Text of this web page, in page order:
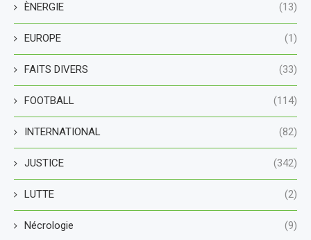
ÈNERGIE (13)
EUROPE (1)
FAITS DIVERS (33)
FOOTBALL (114)
INTERNATIONAL (82)
JUSTICE (342)
LUTTE (2)
Nécrologie (9)